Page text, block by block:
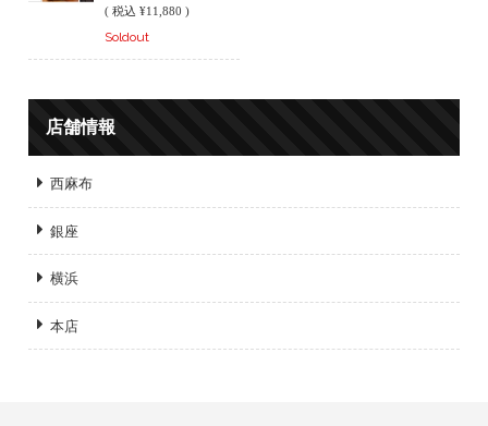
( 税込 ¥11,880 )
Soldout
店舗情報
西麻布
銀座
横浜
本店